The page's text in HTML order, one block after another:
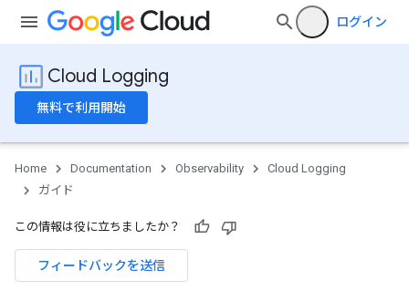
ログイン
Cloud Logging
無料で利用開始
Home Documentation Observability
Cloud Logging
ガイド
この情報は役に立ちましたか？
フィードバックを送信